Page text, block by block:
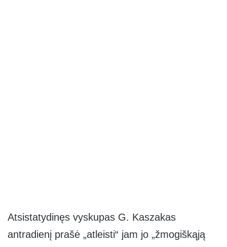
Atsistatydinęs vyskupas G. Kaszakas
antradienį prašė „atleisti“ jam jo „žmogiškąją